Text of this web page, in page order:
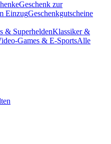
Geschenk zur
EinzugGeschenkgutscheine
& SuperheldenKlassiker &
Games & E-SportsAlle